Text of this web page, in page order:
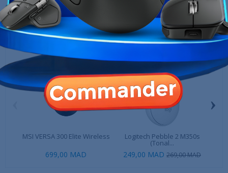
10 AUTRES PRODUITS DANS LA MÊME
CATÉGORIE :
MSI VERSA 300 Elite Wireless
699,00 MAD
Logitech Pebble 2 M350s
(Tonal...
249,00 MAD 269,00 MAD
›